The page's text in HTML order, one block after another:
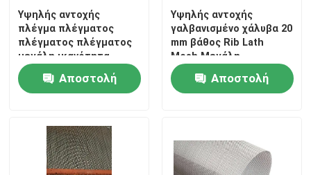
Υψηλής αντοχής
πλέγμα πλέγματος
πλέγματος πλέγματος
μεγάλη ικανότητα
σύνδεσης γύψου
Αποστολή
Υψηλής αντοχής
γαλβανισμένο χάλυβα 20
mm βάθος Rib Lath
Mesh Μεγάλη
ικανότητα σύνδεσης
γύψου
Αποστολή